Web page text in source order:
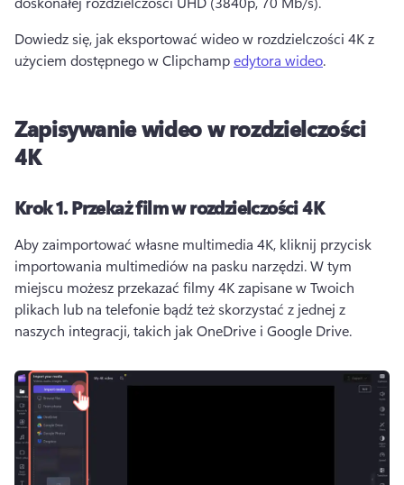
Dowiedz się, jak eksportować wideo w rozdzielczości 4K z
użyciem dostępnego w Clipchamp edytora wideo.
Zapisywanie wideo w rozdzielczości
4K
Krok 1.Przekaż film w rozdzielczości 4K
Aby zaimportować własne multimedia 4K, kliknij przycisk
importowania multimediów na pasku narzędzi. W tym
miejscu możesz przekazać filmy 4K zapisane w Twoich
plikach lub na telefonie bądź też skorzystać z jednej z
naszych integracji, takich jak OneDrive i Google Drive.